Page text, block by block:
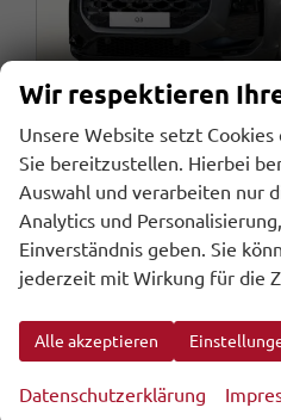
Audi Q3
2xS line Tech+ Leder
unverbindliche Lieferzeit: 30.12.2026
Fahrzeugnr. 107532
KraftstoffBenzin
31.07.2026
Wir respektieren
Unsere Website setzt
Sie bereitzustellen. Hierbei
Auswahl und verarbeiten nur
Analytics und
Einverständnis geben. Sie
jederzeit mit Wirkung für die
Alle akzeptieren
Datenschutzerklärung